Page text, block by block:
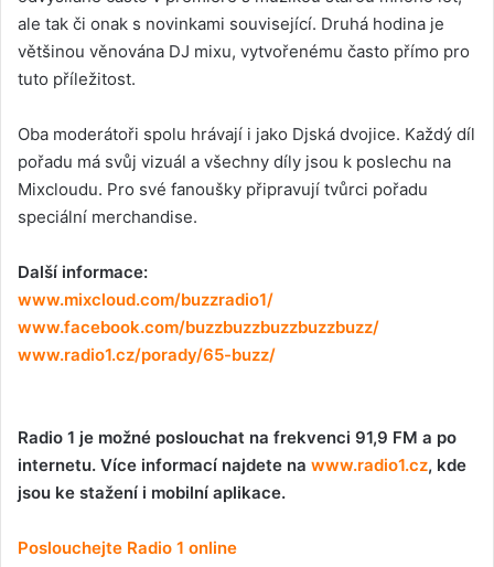
ale tak či onak s novinkami související. Druhá hodina je
většinou věnována DJ mixu, vytvořenému často přímo pro
tuto příležitost.
Oba moderátoři spolu hrávají i jako Djská dvojice. Každý díl
pořadu má svůj vizuál a všechny díly jsou k poslechu na
Mixcloudu. Pro své fanoušky připravují tvůrci pořadu
speciální merchandise.
Další informace:
www.mixcloud.com/buzzradio1/
www.facebook.com/buzzbuzzbuzzbuzzbuzz/
www.radio1.cz/porady/65-buzz/
Radio 1 je možné poslouchat na frekvenci 91,9 FM a po
internetu. Více informací najdete na www.radio1.cz, kde
jsou ke stažení i mobilní aplikace.
Poslouchejte Radio 1 online